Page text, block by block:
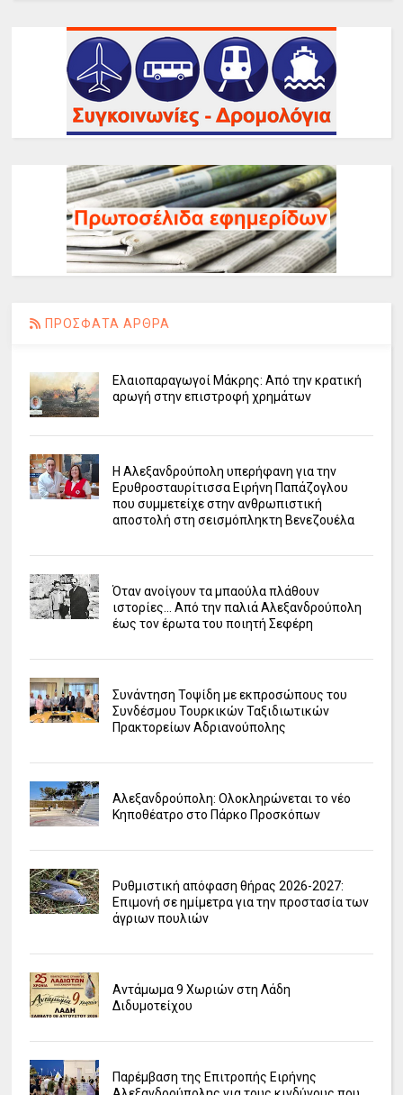
ΠΡΟΣΦΑΤΑ ΑΡΘΡΑ
Ελαιοπαραγωγοί Μάκρης: Από την κρατική
αρωγή στην επιστροφή χρημάτων
Η Αλεξανδρούπολη υπερήφανη για την
Ερυθροσταυρίτισσα Ειρήνη Παπάζογλου
που συμμετείχε στην ανθρωπιστική
αποστολή στη σεισμόπληκτη Βενεζουέλα
Όταν ανοίγουν τα μπαούλα πλάθουν
ιστορίες... Από την παλιά Αλεξανδρούπολη
έως τον έρωτα του ποιητή Σεφέρη
Συνάντηση Τοψίδη με εκπροσώπους του
Συνδέσμου Τουρκικών Ταξιδιωτικών
Πρακτορείων Αδριανούπολης
Αλεξανδρούπολη: Ολοκληρώνεται το νέο
Κηποθέατρο στο Πάρκο Προσκόπων
Ρυθμιστική απόφαση θήρας 2026-2027:
Επιμονή σε ημίμετρα για την προστασία των
άγριων πουλιών
Αντάμωμα 9 Χωριών στη Λάδη
Διδυμοτείχου
Παρέμβαση της Επιτροπής Ειρήνης